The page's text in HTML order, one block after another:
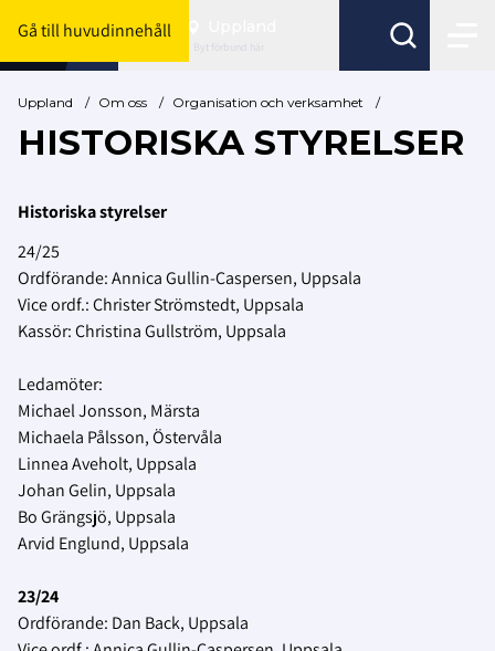
Gå till huvudinnehåll
Byt förbund här
Uppland / Om oss / Organisation och verksamhet /
HISTORISKA STYRELSER
Historiska styrelser
24/25
Ordförande: Annica Gullin-Caspersen, Uppsala
Vice ordf.: Christer Strömstedt, Uppsala
Kassör: Christina Gullström, Uppsala
Ledamöter:
Michael Jonsson, Märsta
Michaela Pålsson, Östervåla
Linnea Aveholt, Uppsala
Johan Gelin, Uppsala
Bo Grängsjö, Uppsala
Arvid Englund, Uppsala
23/24
Ordförande: Dan Back, Uppsala